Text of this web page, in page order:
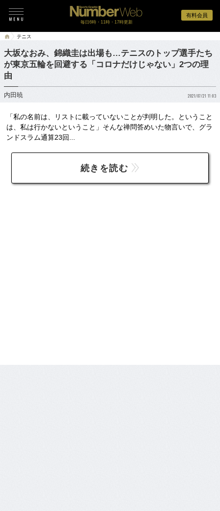
有料会員
毎日6時・11時・17時更新
テニス
大坂なおみ、錦織圭は出場も…テニスのトップ選手たち
が東京五輪を回避する「コロナだけじゃない」2つの理
由
内田暁 2021/07/21 11:03
「私の名前は、リストに載っていないことが判明した。ということ
は、私は行かないということ」そんな禅問答めいた物言いで、グラ
ンドスラム通算23回...
続きを読む